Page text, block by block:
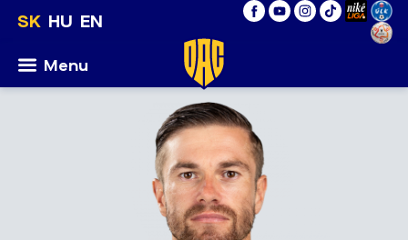
SK HU EN
Menu